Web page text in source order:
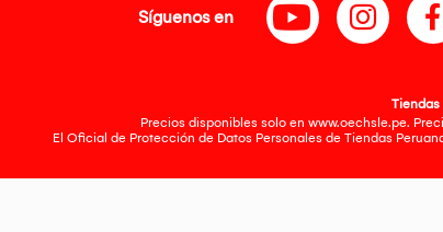
Síguenos en
Tiendas
Precios disponibles solo en www.oechsle.pe.
El Oficial de Protección de Datos Personales de Tiendas